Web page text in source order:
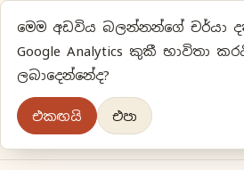
ප්‍රියානිගේ
මුල් පිටුවවර්ගීකරණ
මෙම අඩවිය බලන්නන්ගේ චර්යා
Google Analytics කුකී භාවිතා
ලබාදෙන්නේද?
එකඟයි එපා